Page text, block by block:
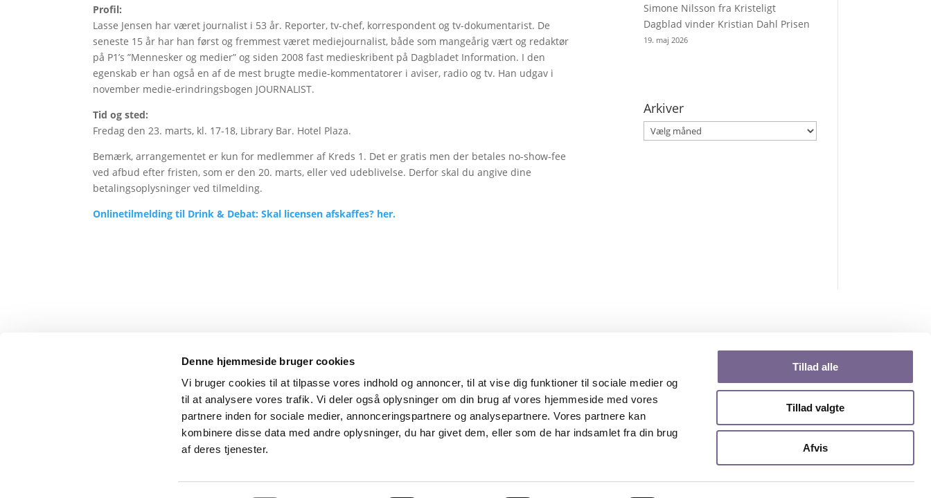
Denne hjemmeside bruger cookies
Vi bruger cookies til at tilpasse vores indhold og annoncer, til at vise dig funktioner til sociale medier og
til at analysere vores trafik. Vi deler også oplysninger om din brug af vores hjemmeside med vores
partnere inden for sociale medier, annonceringspartnere og analysepartnere. Vores partnere kan
kombinere disse data med andre oplysninger, du har givet dem, eller som de har indsamlet fra din brug
af deres tjenester.
Tillad alle
Tillad valgte
Afvis
Profil:
Lasse Jensen har været journalist i 53 år. Reporter, tv-chef, korrespondent og tv-dokumentarist. De
seneste 15 år har han først og fremmest været mediejournalist, både som mangeårig vært og redaktør
på P1’s ”Mennesker og medier” og siden 2008 fast medieskribent på Dagbladet Information. I den
egenskab er han også en af de mest brugte medie-kommentatorer i aviser, radio og tv. Han udgav i
november medie-erindringsbogen JOURNALIST.
Tid og sted:
Fredag den 23. marts, kl. 17-18, Library Bar. Hotel Plaza.
Bemærk, arrangementet er kun for medlemmer af Kreds 1. Det er gratis men der betales no-show-fee
ved afbud efter fristen, som er den 20. marts, eller ved udeblivelse. Derfor skal du angive dine
betalingsoplysninger ved tilmelding.
Onlinetilmelding til Drink & Debat: Skal licensen afskaffes? her.
Simone Nilsson fra Kristeligt
Dagblad vinder Kristian Dahl Prisen
19. maj 2026
Arkiver
Arkiver
Kreds 1 – Dansk Journalistforbund
Telefon: 33 42 80 00
Privatlivspolitik